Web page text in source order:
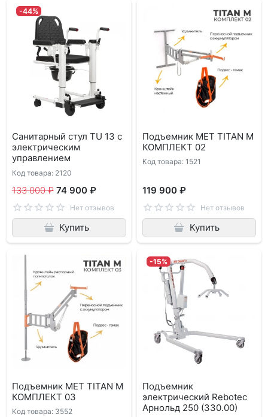
-44%
Санитарный стул TU 13 с
электрическим
управлением
Код товара: 2120
133 000 ₽ 74 900 ₽
Нет отзывов
Купить
Подъемник MET TITAN M
КОМПЛЕКТ 02
Код товара: 1521
119 900 ₽
Нет отзывов
Купить
Подъемник MET TITAN M
КОМПЛЕКТ 03
Код товара: 3552
-15%
Подъемник
электрический Rebotec
Арнольд 250 (330.00)